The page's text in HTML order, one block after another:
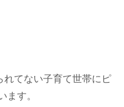
れてない子育て世帯にピ
ます。